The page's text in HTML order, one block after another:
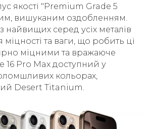
якості "Premium Grade 5
вишуканим оздобленням.
найвищих серед усіх металів
та ваги, що робить ці
міцними та вражаюче
16 Pro Max доступний у
кольорах,
Desert Titanium.